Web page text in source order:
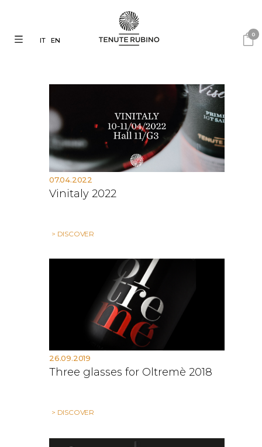
0
IT EN
07.04.2022
Vinitaly 2022
> DISCOVER
26.09.2019
Three glasses for Oltremè 2018
> DISCOVER